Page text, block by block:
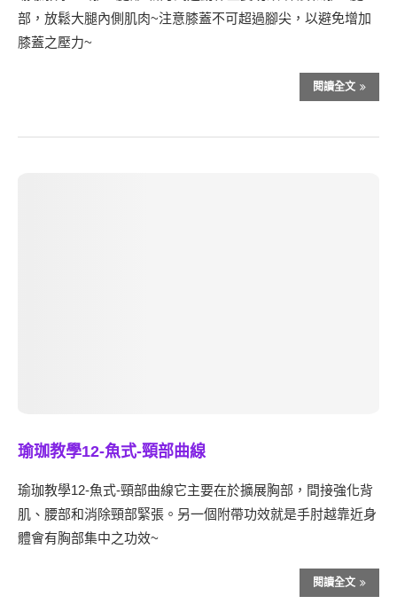
部，放鬆大腿內側肌肉~注意膝蓋不可超過腳尖，以避免增加
膝蓋之壓力~
閱讀全文
瑜珈教學12-魚式-頸部曲線
瑜珈教學12-魚式-頸部曲線它主要在於擴展胸部，間接強化背
肌、腰部和消除頸部緊張。另一個附帶功效就是手肘越靠近身
體會有胸部集中之功效~
閱讀全文